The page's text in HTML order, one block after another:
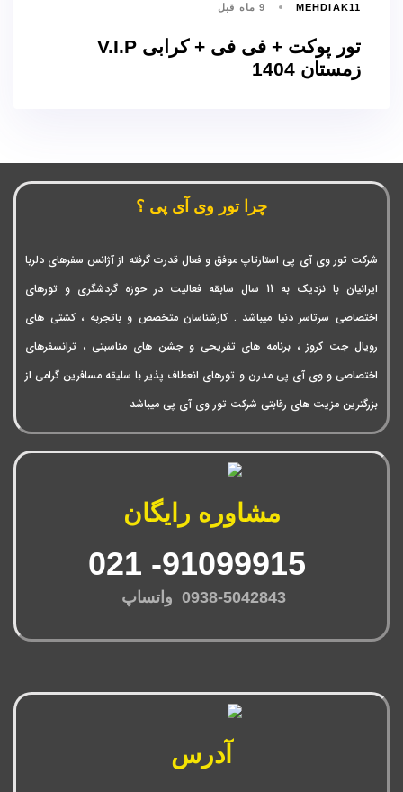
MEHDIAK11 9 ماه قبل
تور پوکت + فی فی + کرابی V.I.P
زمستان 1404
چرا تور وی آی پی ؟
شرکت تور وی آی پی استارتاپ موفق و فعال قدرت گرفته از آژانس سفرهای دلربا
ایرانیان با نزدیک به 11 سال سابقه فعالیت در حوزه گردشگری و تورهای
اختصاصی سرتاسر دنیا میباشد . کارشناسان متخصص و باتجربه ، کشتی های
رویال جت کروز ، برنامه های تفریحی و جشن های مناسبتی ، ترانسفرهای
اختصاصی و وی آی پی مدرن و تورهای انعطاف پذیر با سلیقه مسافرین گرامی از
بزرگترین مزیت های رقابتی شرکت تور وی آی پی میباشد
مشاوره رایگان
0938-5042843 واتساپ
آدرس